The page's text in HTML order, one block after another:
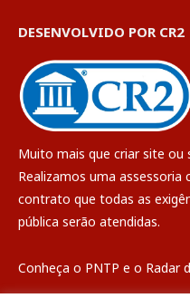
DESENVOLVIDO POR CR2
Muito mais que criar site ou
Realizamos uma assessoria
contrato que todas as
pública serão atendidas.
Conheça o PNTP e o Radar